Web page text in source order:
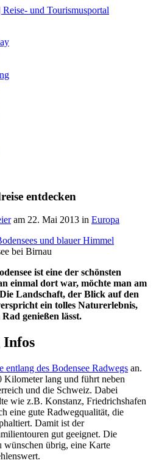
entdecken
am 22. Mai 2013 in Europa
bei Birnau
ist eine der schönsten
einmal dort war, möchte man am
Landschaft, der Blick auf den
ein tolles Naturerlebnis,
genießen lässt.
Infos
entlang des Bodensee Radwegs an.
Kilometer lang und führt neben
und die Schweiz. Dabei
wie z.B. Konstanz, Friedrichshafen
eine gute Radwegqualität, die
Damit ist der
gut geeignet. Die
wünschen übrig, eine Karte